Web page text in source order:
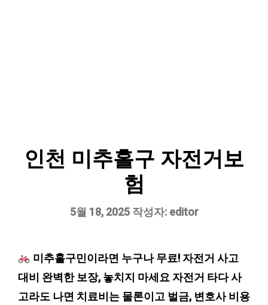
인천 미추홀구 자전거보
험
5월 18, 2025 작성자: editor
미추홀구민이라면 누구나 무료! 자전거 사고
대비 완벽한 보장, 놓치지 마세요 자전거 타다 사
고라도 나면 치료비는 물론이고 벌금, 변호사 비용